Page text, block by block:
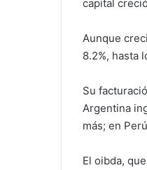
capital
Aunque
8.2%, hasta
Su
Argentina
más; en
El oibda,